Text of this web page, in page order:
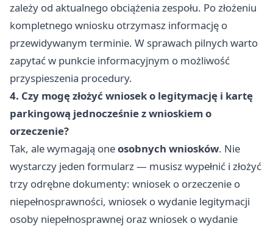
zależy od aktualnego obciążenia zespołu. Po złożeniu
kompletnego wniosku otrzymasz informację o
przewidywanym terminie. W sprawach pilnych warto
zapytać w punkcie informacyjnym o możliwość
przyspieszenia procedury.
4. Czy mogę złożyć wniosek o legitymację i kartę
parkingową jednocześnie z wnioskiem o
orzeczenie?
Tak, ale wymagają oneosobnych wniosków. Nie
wystarczy jeden formularz — musisz wypełnić i złożyć
trzy odrębne dokumenty: wniosek o orzeczenie o
niepełnosprawności, wniosek o wydanie legitymacji
osoby niepełnosprawnej oraz wniosek o wydanie